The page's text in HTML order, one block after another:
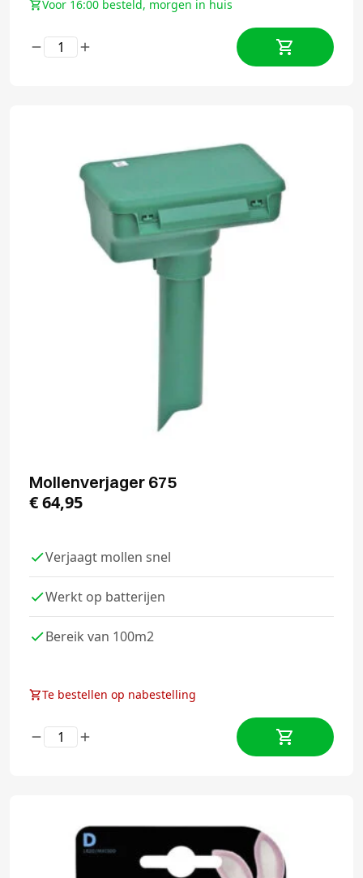
Voor 16:00 besteld, morgen in huis
Mollenverjager 675
€64,95
Verjaagt mollen snel
Werkt op batterijen
Bereik van 100m2
Te bestellen op nabestelling